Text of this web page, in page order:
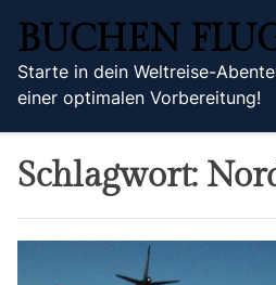
the
content
BUCHEN
Starte in dein Weltreise-
einer optimalen Vorbereitung!
Schlagwort: